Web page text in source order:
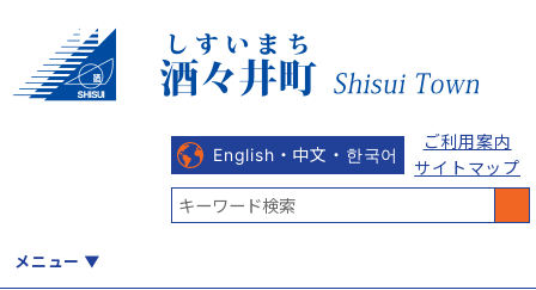
English・中文・한국어
ご利用案内
サイトマップ
メニュー